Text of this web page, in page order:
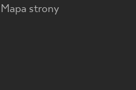
Mapa strony